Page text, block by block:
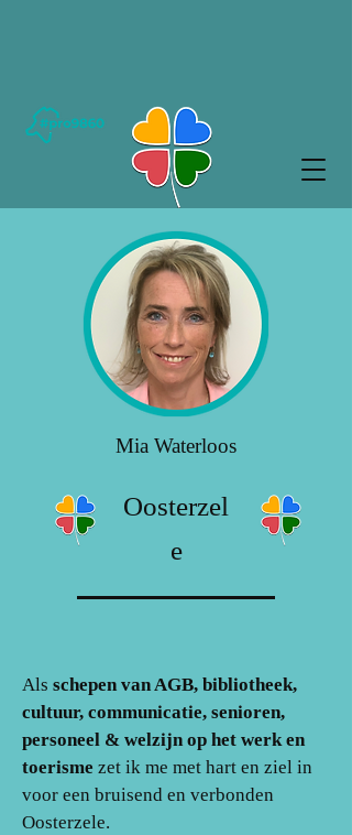
Mia Waterloos
Oosterzel
e
Als schepen van AGB, bibliotheek,
cultuur, communicatie, senioren,
personeel & welzijn op het werk en
toerisme zet ik me met hart en ziel in
voor een bruisend en verbonden
Oosterzele.